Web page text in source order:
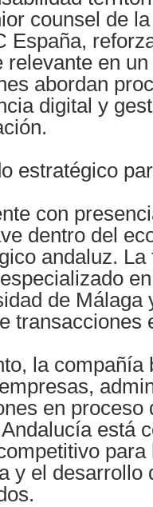
counsel de
España,
en
abordan
digital y
estratégico
con
dentro del
andaluz.
de Málaga
transacciones
la compañía
en proceso
está
y el desarrollo